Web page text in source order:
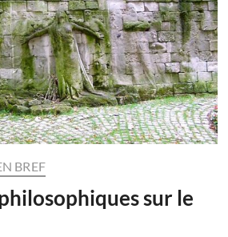
BREF
sur le